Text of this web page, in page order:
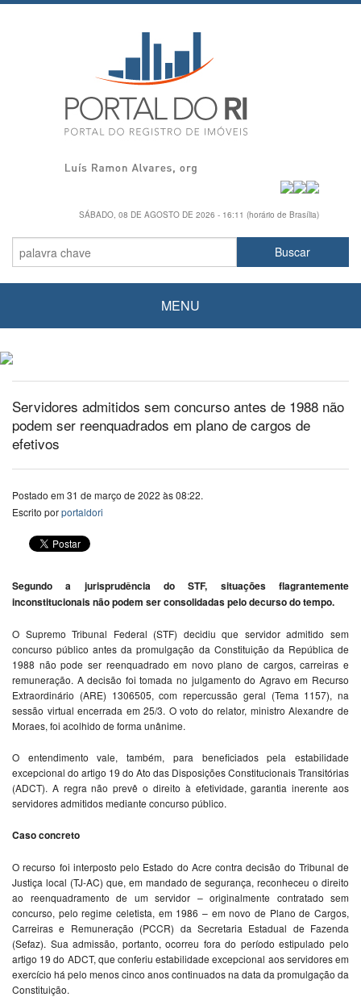
SÁBADO, 08 DE AGOSTO DE 2026 - 16:11 (horário de Brasília)
MENU
Servidores admitidos sem concurso antes de 1988 não
podem ser reenquadrados em plano de cargos de
efetivos
Postado em 31 de março de 2022 às 08:22.
Escrito porportaldori
Segundo a jurisprudência do STF, situações flagrantemente
inconstitucionais não podem ser consolidadas pelo decurso do tempo.
O Supremo Tribunal Federal (STF) decidiu que servidor admitido sem
concurso público antes da promulgação da Constituição da República de
1988 não pode ser reenquadrado em novo plano de cargos, carreiras e
remuneração. A decisão foi tomada no julgamento do Agravo em Recurso
Extraordinário (ARE) 1306505, com repercussão geral (Tema 1157), na
sessão virtual encerrada em 25/3. O voto do relator, ministro Alexandre de
Moraes, foi acolhido de forma unânime.
O entendimento vale, também, para beneficiados pela estabilidade
excepcional do artigo 19 do Ato das Disposições Constitucionais Transitórias
(ADCT). A regra não prevê o direito à efetividade, garantia inerente aos
servidores admitidos mediante concurso público.
Caso concreto
O recurso foi interposto pelo Estado do Acre contra decisão do Tribunal de
Justiça local (TJ-AC) que, em mandado de segurança, reconheceu o direito
ao reenquadramento de um servidor – originalmente contratado sem
concurso, pelo regime celetista, em 1986 – em novo de Plano de Cargos,
Carreiras e Remuneração (PCCR) da Secretaria Estadual de Fazenda
(Sefaz). Sua admissão, portanto, ocorreu fora do período estipulado pelo
artigo 19 do ADCT, que conferiu estabilidade excepcional aos servidores em
exercício há pelo menos cinco anos continuados na data da promulgação da
Constituição.